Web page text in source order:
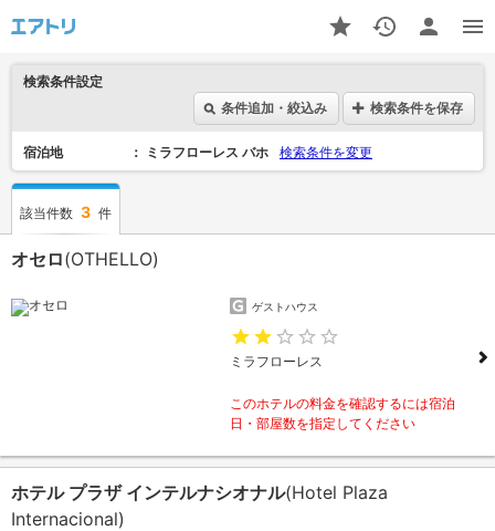
検索条件設定
条件追加・絞込み
検索条件を保存
宿泊地 ミラフローレス バホ 検索条件を変更
該当件数 3 件
オセロ(OTHELLO)
ゲストハウス
ミラフローレス
このホテルの料金を確認するには宿泊
日・部屋数を指定してください
ホテル プラザ インテルナシオナル(Hotel Plaza
Internacional)